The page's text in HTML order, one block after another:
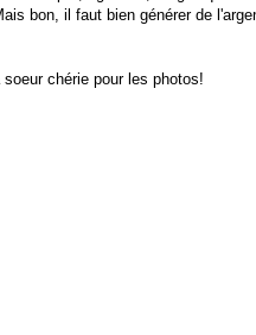
bon, il faut bien générer de
soeur chérie pour les photos!